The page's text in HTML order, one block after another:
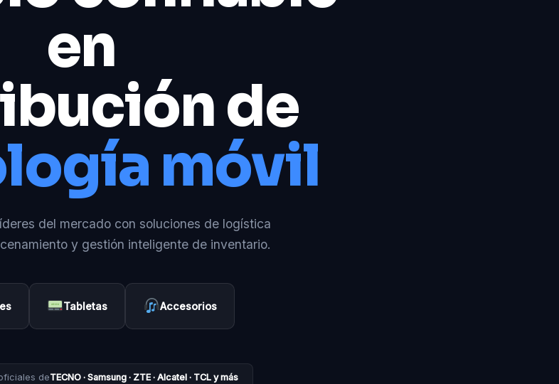
en
de
móvil
del mercado con soluciones de logística
y gestión inteligente de inventario.
Tabletas Accesorios
deTECNO · Samsung · ZTE · Alcatel · TCL y más